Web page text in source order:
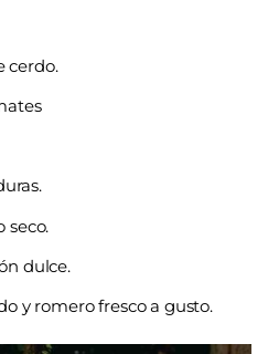
cerdo.
seco.
dulce.
y romero fresco a gusto.